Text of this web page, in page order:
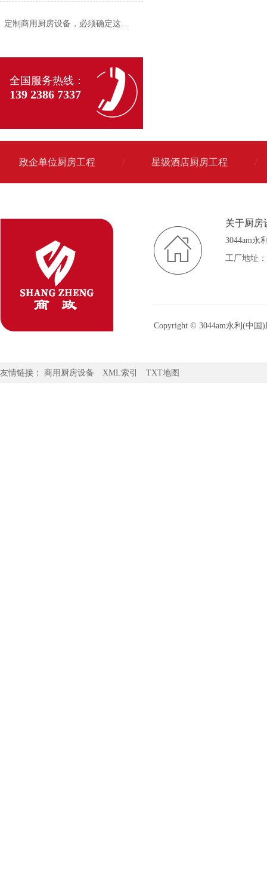
定制商用厨房设备，必须确定这四个方面
全国服务热线：
139 2386 7337
政企单位厨房工程 / 星级酒店厨房工程 /
关于厨房
3044am永
工厂地址
Copyright © 3044am永利(中
3044am永利官网：
友情链接： 商用厨房设备 XML索引 TXT地图